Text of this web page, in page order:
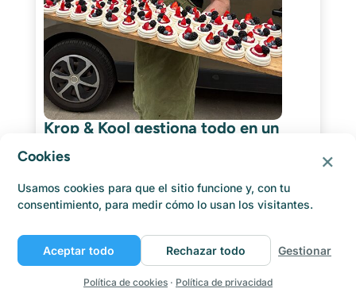
Krop & Kool gestiona todo en un
pies en la tierra: flexible, de temporada y siempre
adaptada a las necesidades del cliente. Bajo la
muy variados: desde cenas íntimas hasta eventos
corporativos con [...]
Leer más
Cookies ×
Usamos cookies para que el sitio funcione y, con tu
consentimiento, para medir cómo lo usan los visitantes.
Aceptar todo Rechazar todo Gestionar
Política de cookies · Política de privacidad